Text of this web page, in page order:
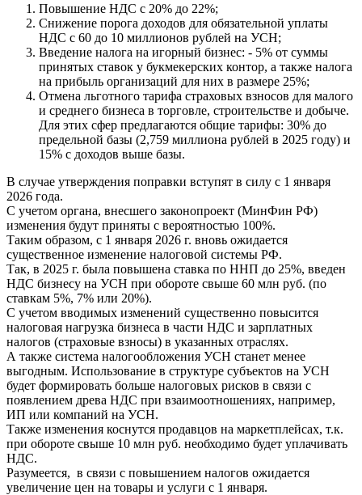
Повышение НДС с 20% до 22%;
Снижение порога доходов для обязательной уплаты
НДС с 60 до 10 миллионов рублей на УСН;
Введение налога на игорный бизнес: - 5% от суммы
принятых ставок у букмекерских контор, а также налога
на прибыль организаций для них в размере 25%;
Отмена льготного тарифа страховых взносов для малого
и среднего бизнеса в торговле, строительстве и добыче.
Для этих сфер предлагаются общие тарифы: 30% до
предельной базы (2,759 миллиона рублей в 2025 году) и
15% с доходов выше базы.
В случае утверждения поправки вступят в силу с 1 января
2026 года.
С учетом органа, внесшего законопроект (МинФин РФ)
изменения будут приняты с вероятностью 100%.
Таким образом, с 1 января 2026 г. вновь ожидается
существенное изменение налоговой системы РФ.
Так, в 2025 г. была повышена ставка по ННП до 25%, введен
НДС бизнесу на УСН при обороте свыше 60 млн руб. (по
ставкам 5%, 7% или 20%).
С учетом вводимых изменений существенно повысится
налоговая нагрузка бизнеса в части НДС и зарплатных
налогов (страховые взносы) в указанных отраслях.
А также система налогообложения УСН станет менее
выгодным. Использование в структуре субъектов на УСН
будет формировать больше налоговых рисков в связи с
появлением древа НДС при взаимоотношениях, например,
ИП или компаний на УСН.
Также изменения коснутся продавцов на маркетплейсах, т.к.
при обороте свыше 10 млн руб. необходимо будет уплачивать
НДС.
Разумеется, в связи с повышением налогов ожидается
увеличение цен на товары и услуги с 1 января.